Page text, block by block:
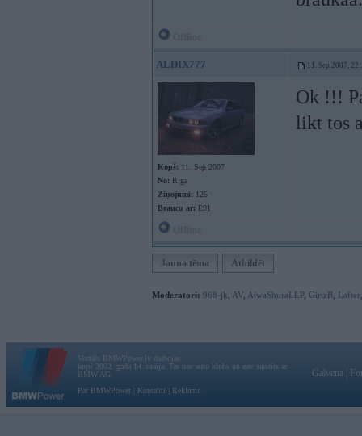
ALDIX777 11. Sep 2007,
Kopš: 11. Sep 2007
No: Rīga
Ziņojumi: 125
Braucu ar: E91
Ok !!!
likt tos
Jauna tēma Atbildēt
Moderatori: 968-jk AV AiwaShuraLLP, GirtzB Lafter
Vortāls BMWPower.lv darbojas
kopš 2002. gada 14. maija. Tas nav auto klubs un nav saistīts ar
BMW AG.
Par BMWPower
Kontakti Reklāma
Galvena